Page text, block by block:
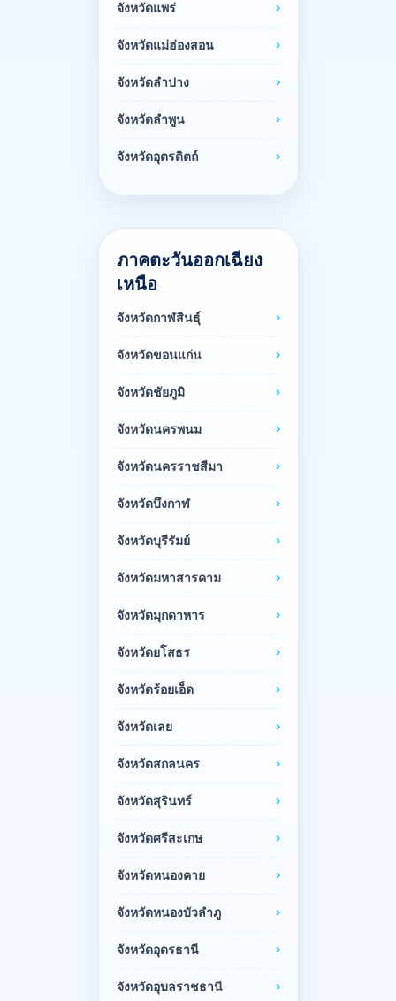
จังหวัดแพร่
จังหวัดแม่ฮ่องสอน
จังหวัดลำปาง
จังหวัดลำพูน
จังหวัดอุตรดิตถ์
ภาคตะวันออกเฉียง
เหนือ
จังหวัดกาฬสินธุ์
จังหวัดขอนแก่น
จังหวัดชัยภูมิ
จังหวัดนครพนม
จังหวัดนครราชสีมา
จังหวัดบึงกาฬ
จังหวัดบุรีรัมย์
จังหวัดมหาสารคาม
จังหวัดมุกดาหาร
จังหวัดยโสธร
จังหวัดร้อยเอ็ด
จังหวัดเลย
จังหวัดสกลนคร
จังหวัดสุรินทร์
จังหวัดศรีสะเกษ
จังหวัดหนองคาย
จังหวัดหนองบัวลำภู
จังหวัดอุดรธานี
จังหวัดอุบลราชธานี